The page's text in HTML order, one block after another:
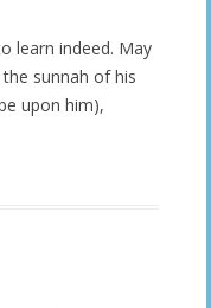
learn indeed. May
sunnah of his
upon him),